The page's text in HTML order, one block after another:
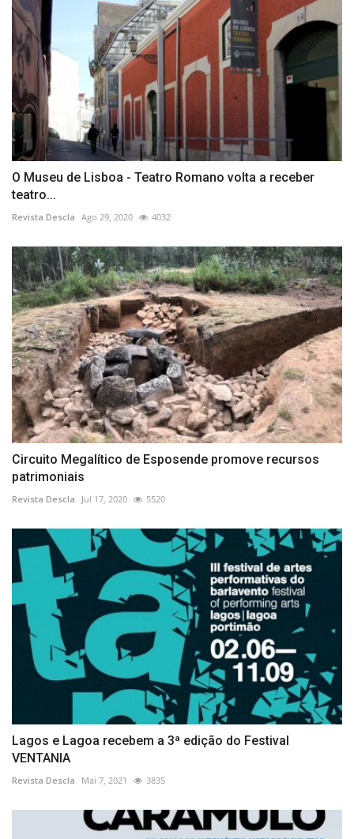
O Museu de Lisboa - Teatro Romano volta a receber
teatro...
Revista Descla Ago 29, 2020 4032
Circuito Megalítico de Esposende promove recursos
patrimoniais
Revista Descla Jul 17, 2020 5520
Lagos e Lagoa recebem a 3ª edição do Festival
VENTANIA
Revista Descla Mai 7, 2021 3835